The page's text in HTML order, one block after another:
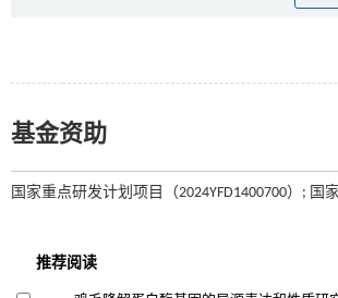
基金资助
国家重点研发计划项目（2024YFD1400700）; 国